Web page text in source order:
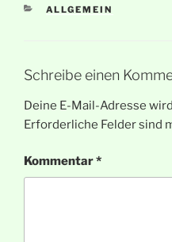
KATEGORIEN
ALLGEMEIN
Schreibe einen
Deine E-Mail-Adresse
Erforderliche Felder sind
Kommentar*